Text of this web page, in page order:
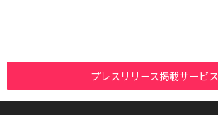
プレスリリース掲載サービス